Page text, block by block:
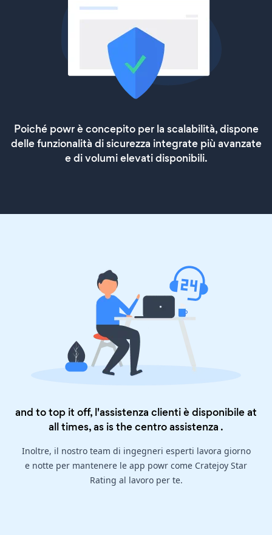
Poiché powr è concepito per la scalabilità, dispone
delle funzionalità di sicurezza integrate più avanzate
e di volumi elevati disponibili.
and to top it off, l'assistenza clienti è disponibile at
all times, as is thecentro assistenza .
Inoltre, il nostro team di ingegneri esperti lavora giorno
e notte per mantenere le app powr come Cratejoy Star
Rating al lavoro per te.